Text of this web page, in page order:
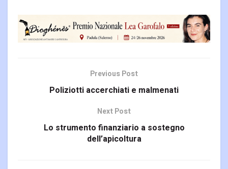
Previous Post
Poliziotti accerchiati e malmenati
Next Post
Lo strumento finanziario a sostegno
dell’apicoltura